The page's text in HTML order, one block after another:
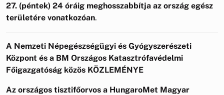
27. (péntek) 24 óráig meghosszabbítja az ország egész
területére vonatkozóan.
A Nemzeti Népegészségügyi és Gyógyszerészeti
Központ és a BM Országos Katasztrófavédelmi
Főigazgatóság közös KÖZLEMÉNYE
Az országos tisztifőorvos a HungaroMet Magyar